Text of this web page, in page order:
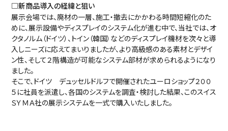
□新商品導入の経緯と狙い
展示会場では、廃材の一層、施工・撤去にかかわる時間短縮化のた
めに、展示設備やディスプレイのシステム化が進む中で、当社では、オ
クタノルム（ドイツ）、トイン（韓国）などのディスプレイ機材を次々と導
入しニーズに応えてまいりましたが、より高級感のある素材とデザイ
ン性、そして２階構造が可能なシステム部材が求められるようになり
ました。
そこで、ドイツ デュッセルドルフで開催されたユーロショップ２００
５に社員を派遣し、各国のシステムを調査・検討した結果、このスイス
ＳＹＭＡ社の展示システムを一式で購入いたしました。